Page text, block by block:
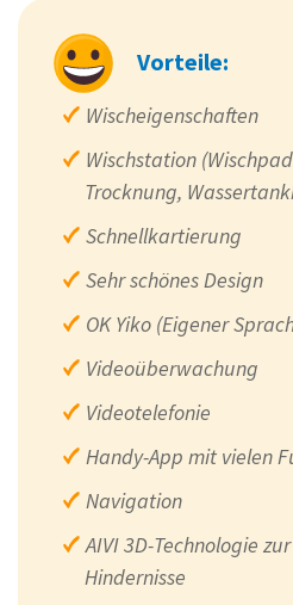
Vorteile:
Wischeigenschaften
Wischstation
Trocknung,
Schnellkartierung
Sehr schönes Design
OK Yiko (Eigener
Videoüberwachung
Videotelefonie
Handy-App mit vielen
Navigation
AIVI 3D-Technologie
Hindernisse